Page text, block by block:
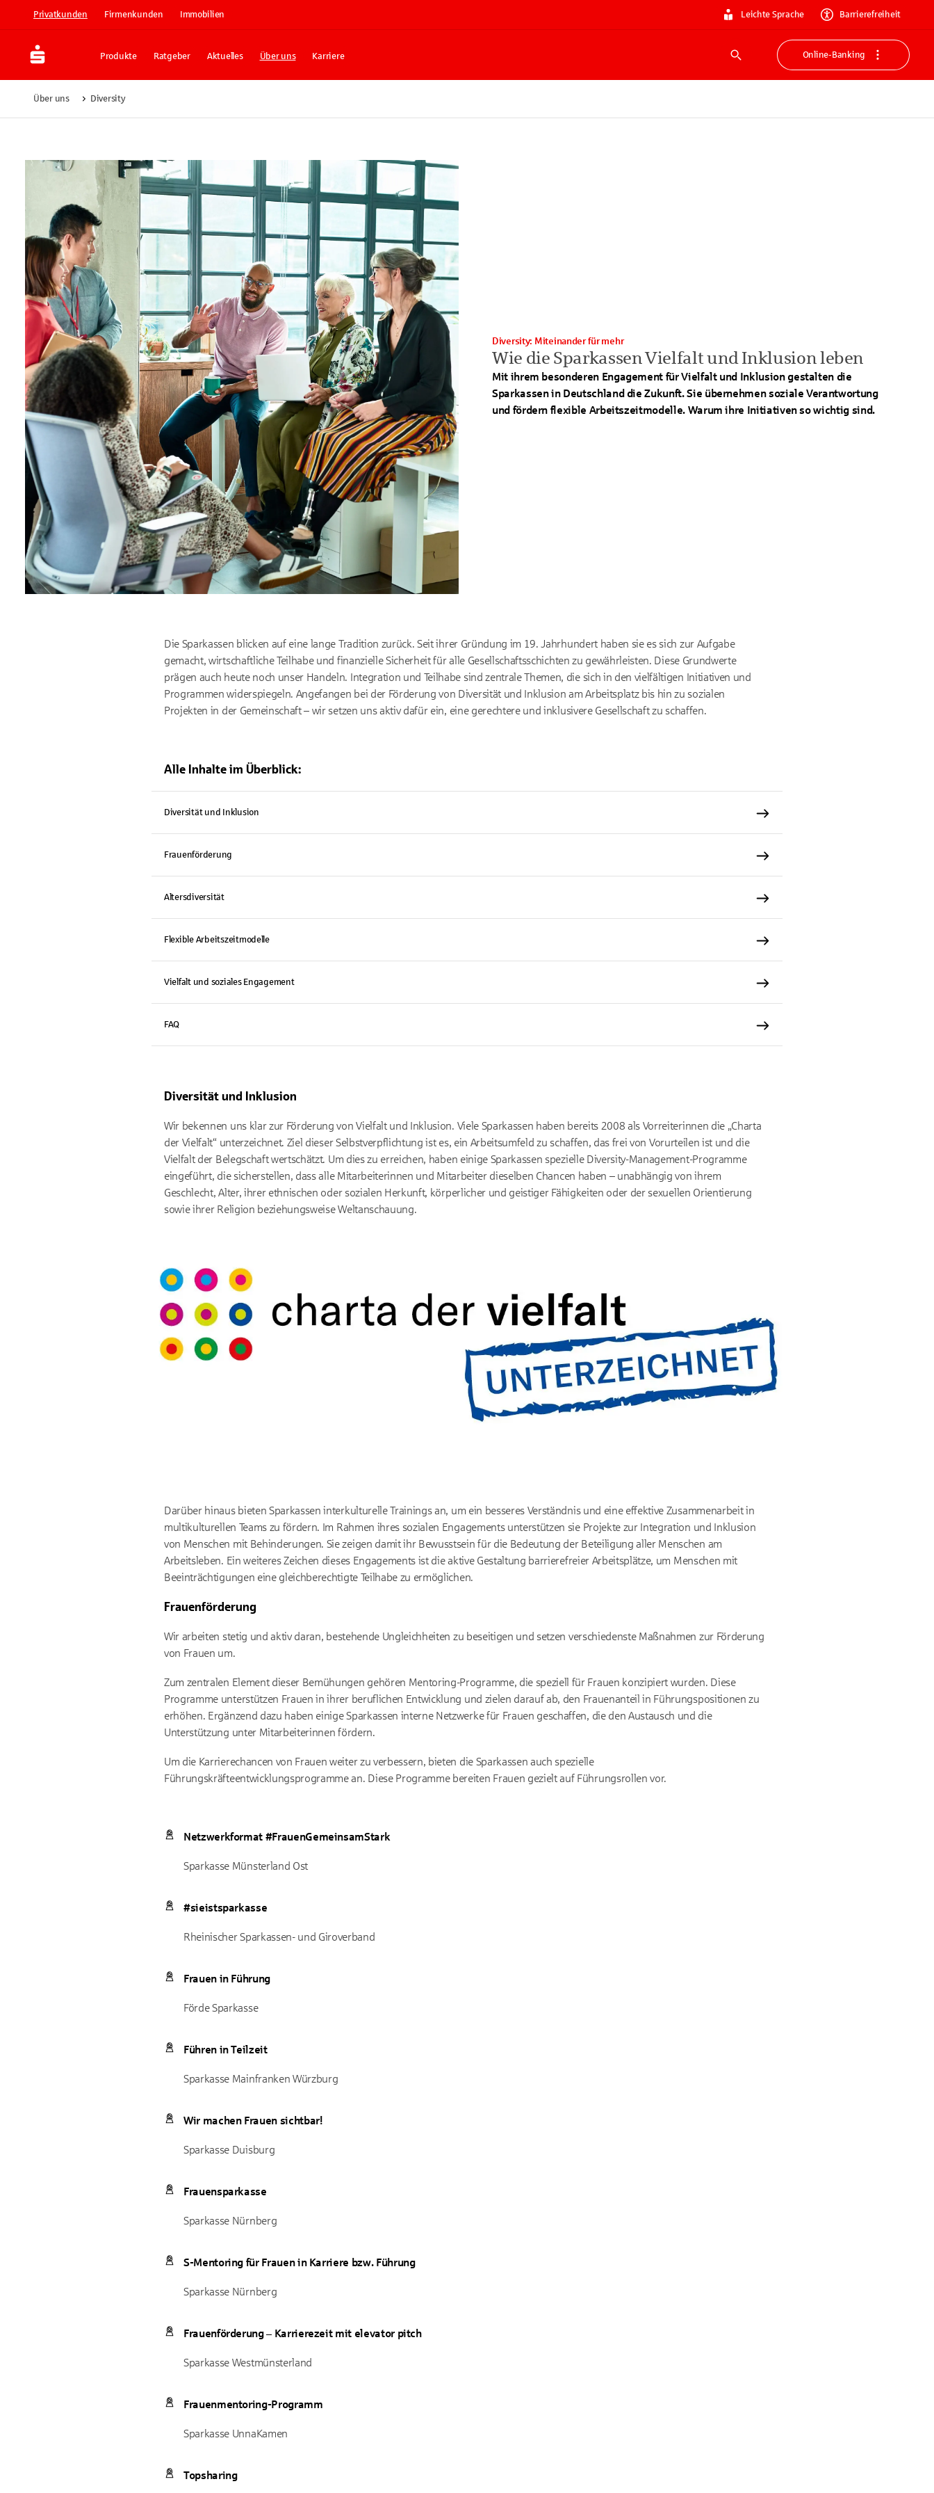
Privatkunden Firmenkunden Immobilien Leichte Sprache Barrierefreiheit
Produkte Ratgeber Aktuelles Über uns Karriere
Suche
Online-Banking
Über uns Diversity
Wie die Sparkassen Vielfalt und Inklusion leben
Diversity: Miteinander für mehr
Mit ihrem besonderen Engagement für Vielfalt und Inklusion gestalten die
Sparkassen in Deutschland die Zukunft. Sie übernehmen soziale Verantwortung
und fördern flexible Arbeitszeitmodelle. Warum ihre Initiativen so wichtig sind.
Die Sparkassen blicken auf eine lange Tradition zurück. Seit ihrer Gründung im 19. Jahrhundert haben sie es sich zur Aufgabe
gemacht, wirtschaftliche Teilhabe und finanzielle Sicherheit für alle Gesellschaftsschichten zu gewährleisten. Diese Grundwerte
prägen auch heute noch unser Handeln. Integration und Teilhabe sind zentrale Themen, die sich in den vielfältigen Initiativen und
Programmen widerspiegeln. Angefangen bei der Förderung von Diversität und Inklusion am Arbeitsplatz bis hin zu sozialen
Projekten in der Gemeinschaft – wir setzen uns aktiv dafür ein, eine gerechtere und inklusivere Gesellschaft zu schaffen.
Alle Inhalte im Überblick:
Diversität und Inklusion
Frauenförderung
Altersdiversität
Flexible Arbeitszeitmodelle
Vielfalt und soziales Engagement
FAQ
Diversität und Inklusion
Wir bekennen uns klar zur Förderung von Vielfalt und Inklusion. Viele Sparkassen haben bereits 2008 als Vorreiterinnen die „Charta
der Vielfalt“ unterzeichnet. Ziel dieser Selbstverpflichtung ist es, ein Arbeitsumfeld zu schaffen, das frei von Vorurteilen ist und die
Vielfalt der Belegschaft wertschätzt. Um dies zu erreichen, haben einige Sparkassen spezielle Diversity-Management-Programme
eingeführt, die sicherstellen, dass alle Mitarbeiterinnen und Mitarbeiter dieselben Chancen haben – unabhängig von ihrem
Geschlecht, Alter, ihrer ethnischen oder sozialen Herkunft, körperlicher und geistiger Fähigkeiten oder der sexuellen Orientierung
sowie ihrer Religion beziehungsweise Weltanschauung.
Darüber hinaus bieten Sparkassen interkulturelle Trainings an, um ein besseres Verständnis und eine effektive Zusammenarbeit in
multikulturellen Teams zu fördern. Im Rahmen ihres sozialen Engagements unterstützen sie Projekte zur Integration und Inklusion
von Menschen mit Behinderungen. Sie zeigen damit ihr Bewusstsein für die Bedeutung der Beteiligung aller Menschen am
Arbeitsleben. Ein weiteres Zeichen dieses Engagements ist die aktive Gestaltung barrierefreier Arbeitsplätze, um Menschen mit
Beeinträchtigungen eine gleichberechtigte Teilhabe zu ermöglichen.
Frauenförderung
Wir arbeiten stetig und aktiv daran, bestehende Ungleichheiten zu beseitigen und setzen verschiedenste Maßnahmen zur Förderung
von Frauen um.
Zum zentralen Element dieser Bemühungen gehören Mentoring-Programme, die speziell für Frauen konzipiert wurden. Diese
Programme unterstützen Frauen in ihrer beruflichen Entwicklung und zielen darauf ab, den Frauenanteil in Führungspositionen zu
erhöhen. Ergänzend dazu haben einige Sparkassen interne Netzwerke für Frauen geschaffen, die den Austausch und die
Unterstützung unter Mitarbeiterinnen fördern.
Um die Karrierechancen von Frauen weiter zu verbessern, bieten die Sparkassen auch spezielle
Führungskräfteentwicklungsprogramme an. Diese Programme bereiten Frauen gezielt auf Führungsrollen vor.
Netzwerkformat #FrauenGemeinsamStark
Sparkasse Münsterland Ost
#sieistsparkasse
Rheinischer Sparkassen- und Giroverband
Frauen in Führung
Förde Sparkasse
Führen in Teilzeit
Sparkasse Mainfranken Würzburg
Wir machen Frauen sichtbar!
Sparkasse Duisburg
Frauensparkasse
Sparkasse Nürnberg
S-Mentoring für Frauen in Karriere bzw. Führung
Sparkasse Nürnberg
Frauenförderung – Karrierezeit mit elevator pitch
Sparkasse Westmünsterland
Frauenmentoring-Programm
Sparkasse UnnaKamen
Topsharing